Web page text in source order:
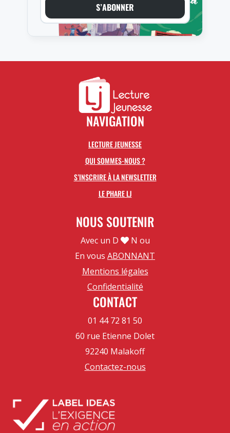
S’ABONNER
NAVIGATION
LECTURE JEUNESSE
QUI SOMMES-NOUS ?
S’INSCRIRE À LA NEWSLETTER
LE PHARE LJ
NOUS SOUTENIR
Avec un D
N ou
En vous ABONNANT
Mentions légales
Confidentialité
CONTACT
01 44 72 81 50
60 rue Etienne Dolet
92240 Malakoff
Contactez-nous